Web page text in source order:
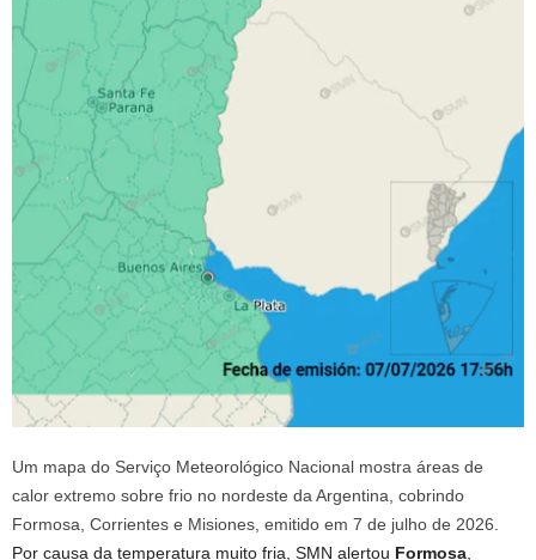
Um mapa do Serviço Meteorológico Nacional mostra áreas de
calor extremo sobre frio no nordeste da Argentina, cobrindo
Formosa, Corrientes e Misiones, emitido em 7 de julho de 2026.
Por causa da temperatura muito fria, SMN alertou Formosa